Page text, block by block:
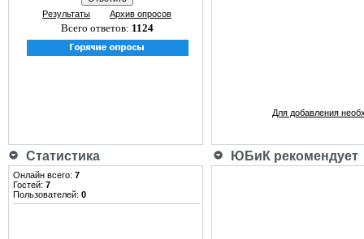
Результаты Архив опросов
Всего ответов: 1124
Для добавления
Статистика ЮБиК рекомендует
Онлайн всего: 7
Гостей: 7
Пользователей: 0